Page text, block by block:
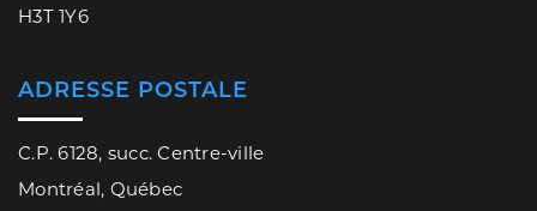
H3T 1Y6
ADRESSE POSTALE
C.P. 6128, succ. Centre-ville
Montréal, Québec